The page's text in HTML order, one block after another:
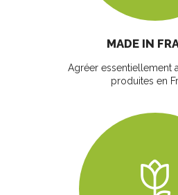
MADE IN
Agréer essentiellement
produites en